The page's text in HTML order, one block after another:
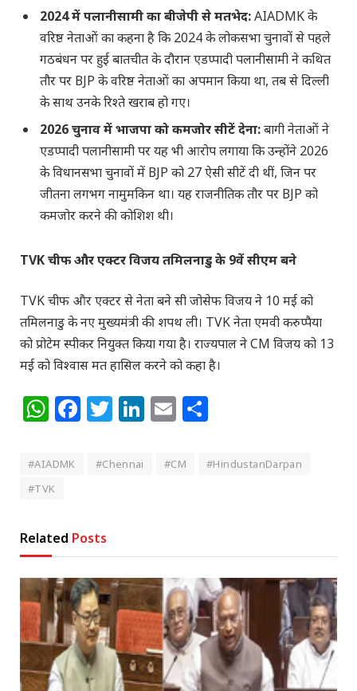
2024 में पलानीसामी का बीजेपी से मतभेद:AIADMK के
वरिष्ठ नेताओं का कहना है कि 2024 के लोकसभा चुनावों से पहले
गठबंधन पर हुई बातचीत के दौरान एडप्पादी पलानीसामी ने कथित
तौर पर BJP के वरिष्ठ नेताओं का अपमान किया था, तब से दिल्ली
के साथ उनके रिश्ते खराब हो गए।
2026 चुनाव में भाजपा को कमजोर सीटें देना:बागी नेताओं ने
एडप्पादी पलानीसामी पर यह भी आरोप लगाया कि उन्होंने 2026
के विधानसभा चुनावों में BJP को 27 ऐसी सीटें दी थीं, जिन पर
जीतना लगभग नामुमकिन था। यह राजनीतिक तौर पर BJP को
कमजोर करने की कोशिश थी।
TVK चीफ और एक्टर विजय तमिलनाडु के 9वें सीएम बने
TVK चीफ और एक्टर से नेता बने सी जोसेफ विजय ने 10 मई को
तमिलनाडु के नए मुख्यमंत्री की शपथ ली। TVK नेता एमवी करुप्पैया
को प्रोटेम स्पीकर नियुक्त किया गया है। राज्यपाल ने CM विजय को 13
मई को विश्वास मत हासिल करने को कहा है।
WhatsApp
Facebook
Twitter
LinkedIn
Email
#AIADMK #Chennai #CM
#HindustanDarpan
#TVK
Related Posts